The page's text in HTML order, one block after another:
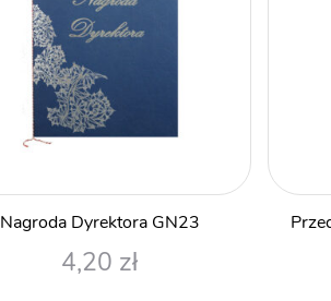
Nagroda Dyrektora GN23
4,20 zł